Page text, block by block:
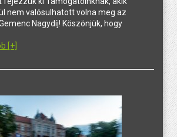
nem valósulhatott volna meg az
Nagydíj! Köszönjük, hogy
[+]